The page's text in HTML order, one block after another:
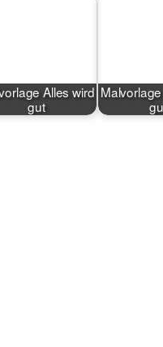
Alles wird
gut